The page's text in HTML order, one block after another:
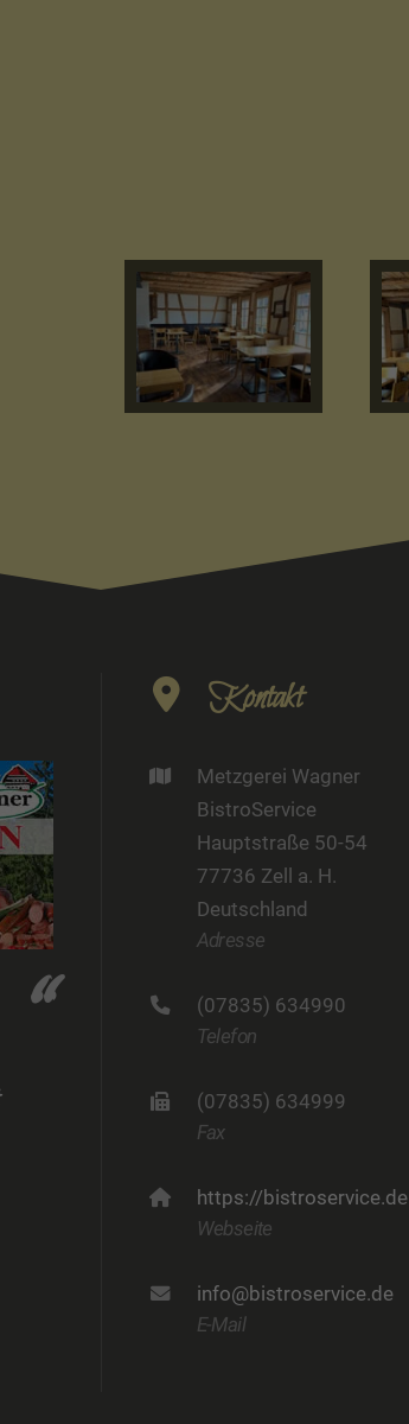
Kontakt
Metzgerei Wagner
BistroService
Hauptstraße 50-54
77736 Zell a. H.
Deutschland
Adresse
(07835) 634990
Telefon
(07835) 634999
Fax
https://bistroservice.de
Webseite
info@bistroservice.de
E-Mail